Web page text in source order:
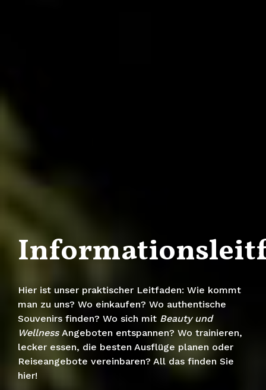
Hier ist unser praktischer Leitfaden: Wie kommt
man zu uns? Wo einkaufen? Wo authentische
Souvenirs finden? Wo sich mit Beauty und
Wellness Angeboten entspannen? Wo trainieren,
lecker essen, die besten Ausflüge planen oder
Reiseangebote vereinbaren? All das finden Sie
hier!